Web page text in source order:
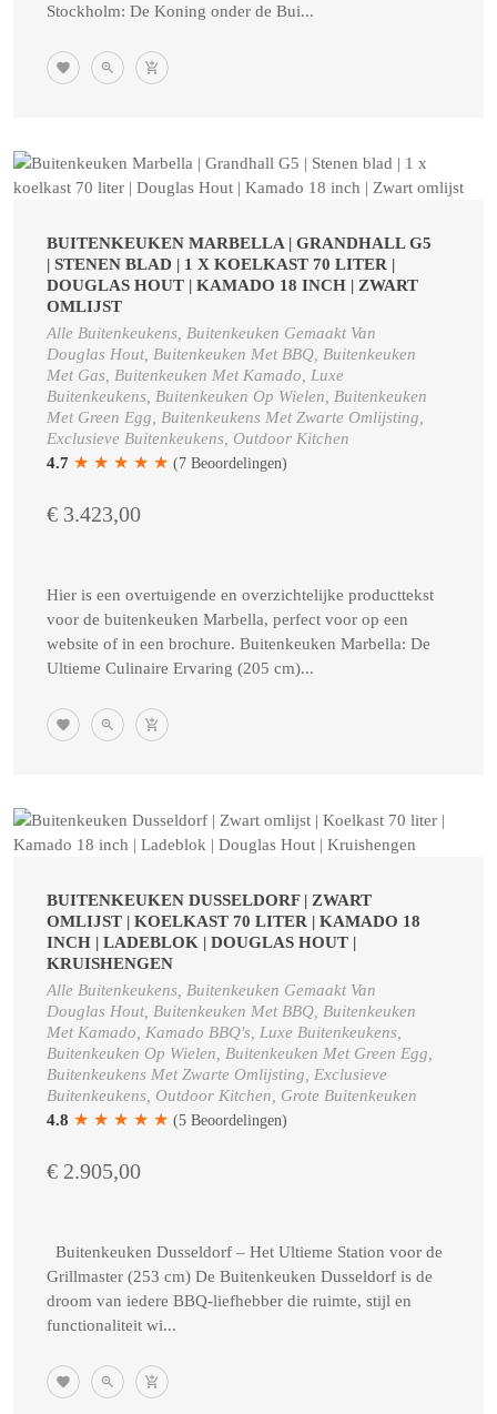
Stockholm: De Koning onder de Bui...
BUITENKEUKEN MARBELLA | GRANDHALL G5
| STENEN BLAD | 1 X KOELKAST 70 LITER |
DOUGLAS HOUT | KAMADO 18 INCH | ZWART
OMLIJST
Alle Buitenkeukens, Buitenkeuken Gemaakt Van
Douglas Hout, Buitenkeuken Met BBQ, Buitenkeuken
Met Gas, Buitenkeuken Met Kamado, Luxe
Buitenkeukens, Buitenkeuken Op Wielen, Buitenkeuken
Met Green Egg, Buitenkeukens Met Zwarte Omlijsting,
Exclusieve Buitenkeukens, Outdoor Kitchen
4.7 ★ ★ ★ ★ ★ (7 Beoordelingen)
€ 3.423,00
Hier is een overtuigende en overzichtelijke producttekst
voor de buitenkeuken Marbella, perfect voor op een
website of in een brochure. Buitenkeuken Marbella: De
Ultieme Culinaire Ervaring (205 cm)...
BUITENKEUKEN DUSSELDORF | ZWART
OMLIJST | KOELKAST 70 LITER | KAMADO 18
INCH | LADEBLOK | DOUGLAS HOUT |
KRUISHENGEN
Alle Buitenkeukens, Buitenkeuken Gemaakt Van
Douglas Hout, Buitenkeuken Met BBQ, Buitenkeuken
Met Kamado, Kamado BBQ's, Luxe Buitenkeukens,
Buitenkeuken Op Wielen, Buitenkeuken Met Green Egg,
Buitenkeukens Met Zwarte Omlijsting, Exclusieve
Buitenkeukens, Outdoor Kitchen, Grote Buitenkeuken
4.8 ★ ★ ★ ★ ★ (5 Beoordelingen)
€ 2.905,00
Buitenkeuken Dusseldorf – Het Ultieme Station voor de
Grillmaster (253 cm) De Buitenkeuken Dusseldorf is de
droom van iedere BBQ-liefhebber die ruimte, stijl en
functionaliteit wi...